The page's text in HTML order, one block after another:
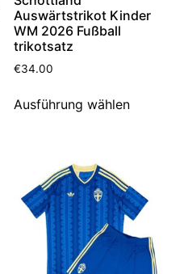
Auswärtstrikot Kinder
WM 2026 Fußball
trikotsatz
€34.00
Ausführung wählen